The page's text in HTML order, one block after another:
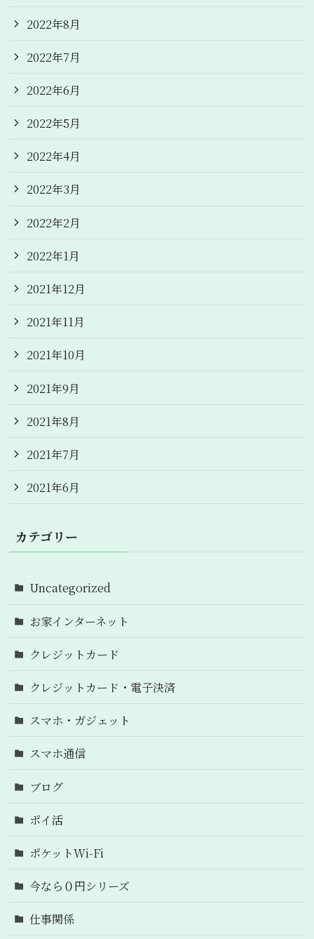
2022年8月
2022年7月
2022年6月
2022年5月
2022年4月
2022年3月
2022年2月
2022年1月
2021年12月
2021年11月
2021年10月
2021年9月
2021年8月
2021年7月
2021年6月
カテゴリー
Uncategorized
お家インターネット
クレジットカード
クレジットカード・電子決済
スマホ・ガジェット
スマホ通信
ブログ
ポイ活
ポケットWi-Fi
今なら０円シリーズ
仕事関係